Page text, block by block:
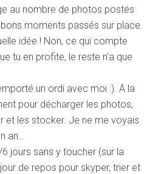
au nombre de photos postés
moments passés sur place.
idée ! Non, ce qui compte
tu en profite, le reste n’a que
un ordi avec moi :). A la
pour décharger les photos,
et les stocker. Je ne me voyais
an…
jours sans y toucher (sur la
de repos pour skyper, trier et